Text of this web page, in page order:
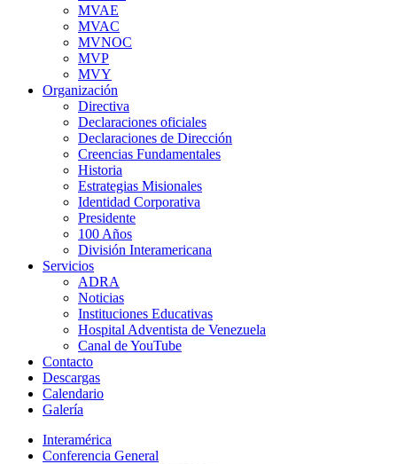
MVAE
MVAC
MVNOC
MVP
MVY
Organización
Directiva
Declaraciones oficiales
Declaraciones de Dirección
Creencias Fundamentales
Historia
Estrategias Misionales
Identidad Corporativa
Presidente
100 Años
División Interamericana
Servicios
ADRA
Noticias
Instituciones Educativas
Hospital Adventista de Venezuela
Canal de YouTube
Contacto
Descargas
Calendario
Galería
Interamérica
Conferencia General